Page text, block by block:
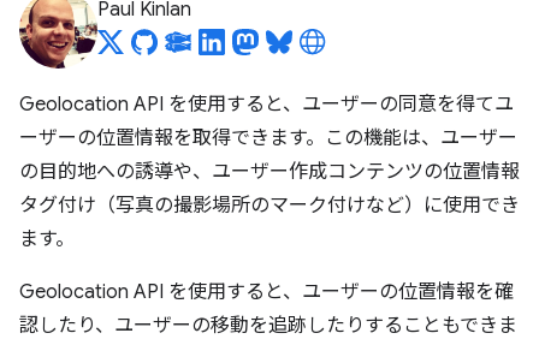
Paul Kinlan
Geolocation API を使用すると、ユーザーの同意を得てユ
ーザーの位置情報を取得できます。この機能は、ユーザー
の目的地への誘導や、ユーザー作成コンテンツの位置情報
タグ付け（写真の撮影場所のマーク付けなど）に使用でき
ます。
Geolocation API を使用すると、ユーザーの位置情報を確
認したり、ユーザーの移動を追跡したりすることもできま